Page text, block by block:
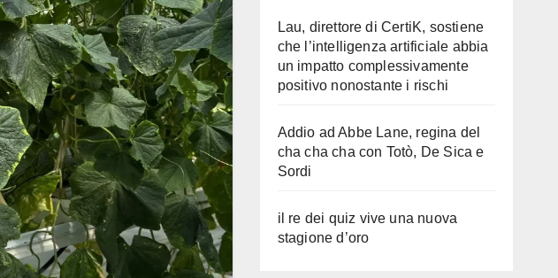
Lau, direttore di CertiK, sostiene
che l’intelligenza artificiale abbia
un impatto complessivamente
positivo nonostante i rischi
Addio ad Abbe Lane, regina del
cha cha cha con Totò, De Sica e
Sordi
il re dei quiz vive una nuova
stagione d’oro